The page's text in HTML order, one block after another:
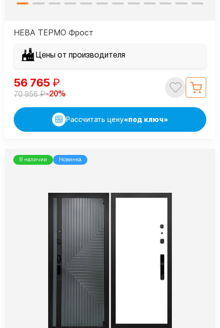
НЕВА ТЕРМО Фрост
Цены от производителя
56 765 ₽
70 956₽-20%
Рассчитать цену«под ключ»
В наличии Новинка